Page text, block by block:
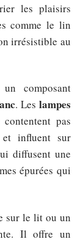
les plaisirs
comme le lin
irrésistible au
composant
. Leslampes
pas
et influent sur
diffusent une
épurées qui
sur le lit ou un
Il offre un